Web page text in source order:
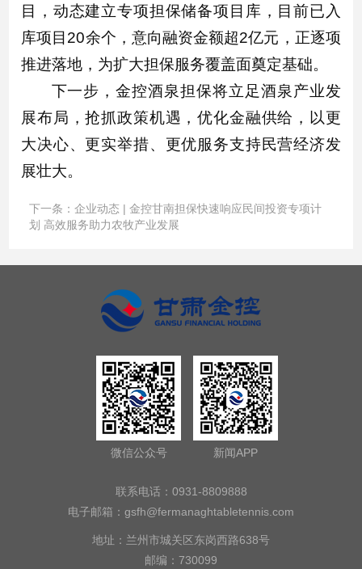
目，动态建立专项担保储备项目库，目前已入
库项目20余个，意向融资金额超2亿元，正逐项
推进落地，为扩大担保服务覆盖面奠定基础。
下一步，金控酒泉担保将立足酒泉产业发
展布局，抢抓政策机遇，优化金融供给，以更
大决心、更实举措、更优服务支持民营经济发
展壮大。
下一条：企业动态 | 金控甘南担保快速响应民间投资专项计
划 高效服务助力农牧产业发展
微信公众号 新闻APP
联系电话：0931-8809888
电子邮箱： gsfh@fermanaghtabletennis.com
地址：兰州市城关区东岗西路638号
邮编：730099